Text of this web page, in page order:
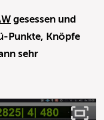
gesessen und
Punkte, Knöpfe
sehr